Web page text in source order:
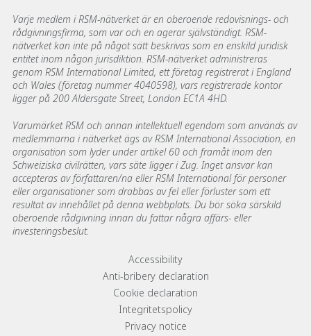
Varje medlem i RSM-nätverket är en oberoende redovisnings- och
rådgivningsfirma, som var och en agerar självständigt. RSM-
nätverket kan inte på något sätt beskrivas som en enskild juridisk
entitet inom någon jurisdiktion. RSM-nätverket administreras
genom RSM International Limited, ett företag registrerat i England
och Wales (företag nummer 4040598), vars registrerade kontor
ligger på 200 Aldersgate Street, London EC1A 4HD.
Varumärket RSM och annan intellektuell egendom som används av
medlemmarna i nätverket ägs av RSM International Association, en
organisation som lyder under artikel 60 och framåt inom den
Schweiziska civilrätten, vars säte ligger i Zug. Inget ansvar kan
accepteras av författaren/na eller RSM International för personer
eller organisationer som drabbas av fel eller förluster som ett
resultat av innehållet på denna webbplats. Du bör söka särskild
oberoende rådgivning innan du fattar några affärs- eller
investeringsbeslut.
Footer menu linksAccessibility
Anti-bribery declaration
Cookie declaration
Integritetspolicy
Privacy notice